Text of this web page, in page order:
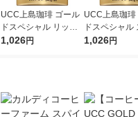
UCC上島珈琲 ゴール
ドスペシャル リッチ
ブレンド SAP 1袋（2
1,026円
UCC上島珈琲
ドスペシャル
ャルブレンド
1,026円